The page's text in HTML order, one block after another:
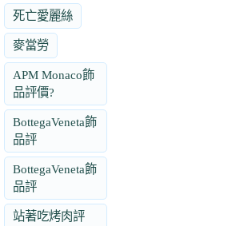
死亡愛麗絲
麥當勞
APM Monaco飾
品評價?
BottegaVeneta飾
品評
BottegaVeneta飾
品評
站著吃烤肉評